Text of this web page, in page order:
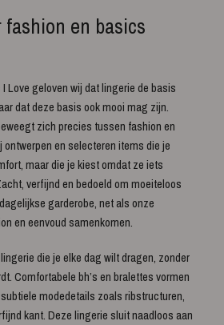
en basics
Love geloven wij dat lingerie de basis
dat deze basis ook mooi mag zijn.
zich precies tussen fashion en
en selecteren items die je
maar die je kiest omdat ze iets
verfijnd en bedoeld om moeiteloos
garderobe, net als onze
en eenvoud samenkomen.
die je elke dag wilt dragen, zonder
Comfortabele bh’s en bralettes vormen
modedetails zoals ribstructuren,
kant. Deze lingerie sluit naadloos aan